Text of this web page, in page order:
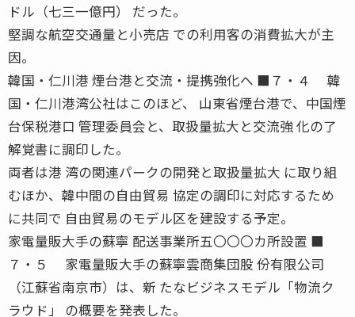
ドル（七三一億円） だった。
堅調な航空交通量と小売店 での利用客の消費拡大が主
因。
韓国・仁川港 煙台港と交流・提携強化へ ■７・４ 韓
国・仁川港湾公社はこのほど、 山東省煙台港で、中国煙
台保税港口 管理委員会と、取扱量拡大と交流強 化の了
解覚書に調印した。
両者は港 湾の関連パークの開発と取扱量拡大 に取り組
むほか、韓中間の自由貿易 協定の調印に対応するため
に共同で 自由貿易のモデル区を建設する予定。
家電量販大手の蘇寧 配送事業所五〇〇〇カ所設置 ■
７・５ 家電量販大手の蘇寧雲商集団股 份有限公司
（江蘇省南京市）は、新 たなビジネスモデル「物流ク
ラウド」 の概要を発表した。